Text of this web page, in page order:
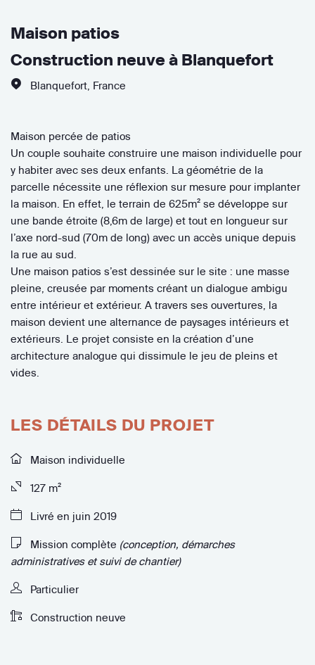
Maison patios
Construction neuve à Blanquefort
Blanquefort France
Maison percée de patios
Un couple souhaite construire une maison individuelle pour
y habiter avec ses deux enfants. La géométrie de la
parcelle nécessite une réflexion sur mesure pour implanter
la maison. En effet, le terrain de 625m² se développe sur
une bande étroite (8,6m de large) et tout en longueur sur
l’axe nord-sud (70m de long) avec un accès unique depuis
la rue au sud.
Une maison patios s’est dessinée sur le site : une masse
pleine, creusée par moments créant un dialogue ambigu
entre intérieur et extérieur. A travers ses ouvertures, la
maison devient une alternance de paysages intérieurs et
extérieurs. Le projet consiste en la création d’une
architecture analogue qui dissimule le jeu de pleins et
vides.
LES DÉTAILS DU PROJET
Maison individuelle
127 m²
Livré en juin 2019
Mission complète (conception, démarches
administratives et suivi de chantier)
Particulier
Construction neuve